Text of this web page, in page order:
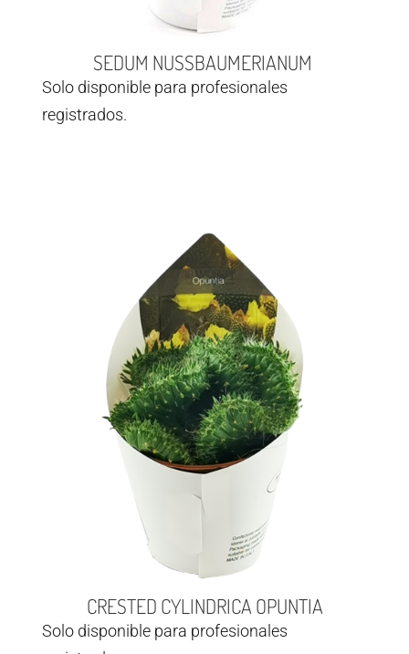
SEDUM NUSSBAUMERIANUM
Solo disponible para profesionales
registrados.
CRESTED CYLINDRICA OPUNTIA
Solo disponible para profesionales